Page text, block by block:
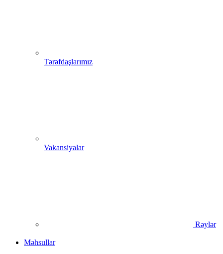
Tərəfdaşlarımız
Vakansiyalar
Rəylər
Məhsullar